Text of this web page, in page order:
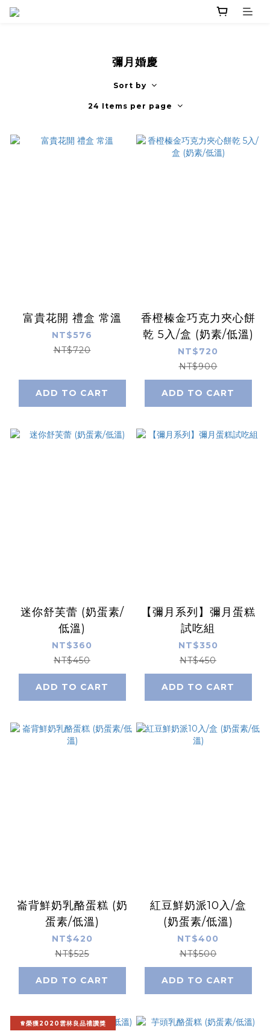
彌月婚慶
Sort by
24 Items per page
富貴花開 禮盒 常溫
NT$576
NT$720
ADD TO CART
香橙榛金巧克力夾心餅
乾 5入/盒 (奶素/低溫)
NT$720
NT$900
ADD TO CART
迷你舒芙蕾 (奶蛋素/
低溫)
NT$360
NT$450
ADD TO CART
【彌月系列】彌月蛋糕
試吃組
NT$350
NT$450
ADD TO CART
崙背鮮奶乳酪蛋糕 (奶
蛋素/低溫)
NT$420
NT$525
ADD TO CART
紅豆鮮奶派10入/盒
(奶蛋素/低溫)
NT$400
NT$500
ADD TO CART
♕榮獲2020雲林良品禮讚獎